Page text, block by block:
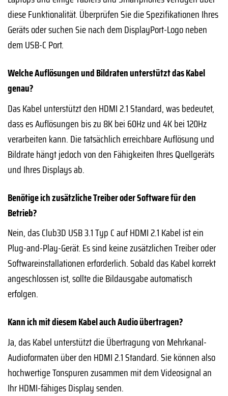
diese Funktionalität. Überprüfen Sie die Spezifikationen Ihres
Geräts oder suchen Sie nach dem DisplayPort-Logo neben
dem USB-C Port.
Welche Auflösungen und Bildraten unterstützt das Kabel
genau?
Das Kabel unterstützt den HDMI 2.1 Standard, was bedeutet,
dass es Auflösungen bis zu 8K bei 60Hz und 4K bei 120Hz
verarbeiten kann. Die tatsächlich erreichbare Auflösung und
Bildrate hängt jedoch von den Fähigkeiten Ihres Quellgeräts
und Ihres Displays ab.
Benötige ich zusätzliche Treiber oder Software für den
Betrieb?
Nein, das Club3D USB 3.1 Typ C auf HDMI 2.1 Kabel ist ein
Plug-and-Play-Gerät. Es sind keine zusätzlichen Treiber oder
Softwareinstallationen erforderlich. Sobald das Kabel korrekt
angeschlossen ist, sollte die Bildausgabe automatisch
erfolgen.
Kann ich mit diesem Kabel auch Audio übertragen?
Ja, das Kabel unterstützt die Übertragung von Mehrkanal-
Audioformaten über den HDMI 2.1 Standard. Sie können also
hochwertige Tonspuren zusammen mit dem Videosignal an
Ihr HDMI-fähiges Display senden.